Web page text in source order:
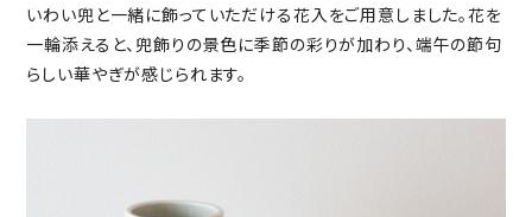
いわい兜と一緒に飾っていただける花入をご用意しました。花を
一輪添えると、兜飾りの景色に季節の彩りが加わり、端午の節句
らしい華やぎが感じられます。